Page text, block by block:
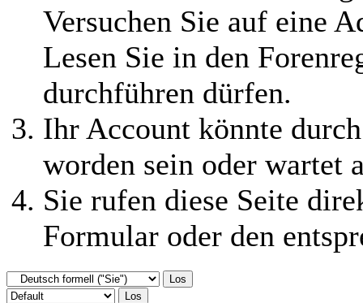
Ihnen fehlt die
Versuchen Sie auf eine
Lesen Sie in den
durchführen dürfen.
Ihr Account könnte
worden sein oder wartet
Sie rufen diese Seite
Formular oder den